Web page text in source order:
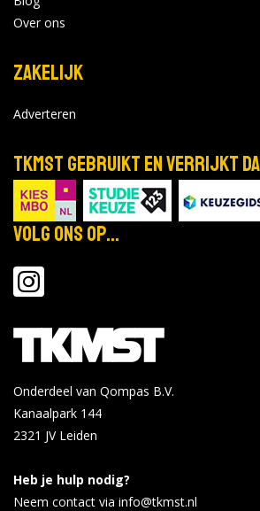
Over ons
Zakelijk
Adverteren
TKMST gebruikt en verrijkt
Volg ons op...
Onderdeel van Qompas B.V.
Kanaalpark 144
2321 JV Leiden
Heb je hulp nodig?
Neem contact via info@tkmst.nl